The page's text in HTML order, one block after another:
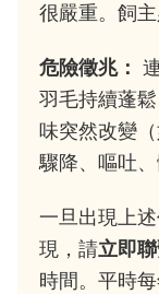
很嚴重。飼
危險徵兆：
羽毛持續蓬
味突然改變
驟降、嘔吐、
一旦出現上
現，請立即
時間。平時